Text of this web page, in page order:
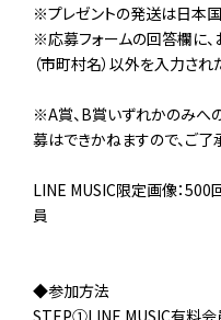
※プレゼントの発送は日本国
※応募フォームの回答欄に
（市町村名）以外を入力され
※A賞、B賞いずれかのみへ
募はできかねますので、ご了
LINE MUSIC限定画像：
員
◆参加方法
STEP①LINE MUSIC有料